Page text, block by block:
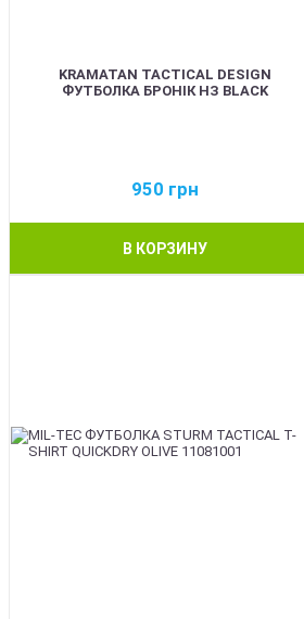
KRAMATAN TACTICAL DESIGN
ФУТБОЛКА БРОНІК НЗ BLACK
950 грн
В КОРЗИНУ